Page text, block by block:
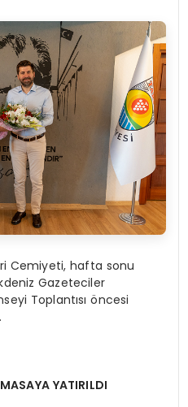
Cemiyeti, hafta sonu
Gazeteciler
Toplantısı öncesi
YATIRILDI